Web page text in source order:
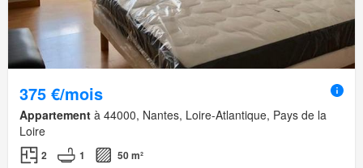
375 €/mois
Appartement à 44000, Nantes, Loire-Atlantique, Pays de la
Loire
2 1
50 m²